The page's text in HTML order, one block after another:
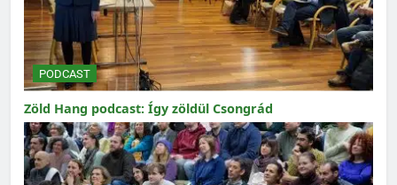
PODCAST
Zöld Hang podcast: Így zöldül Csongrád